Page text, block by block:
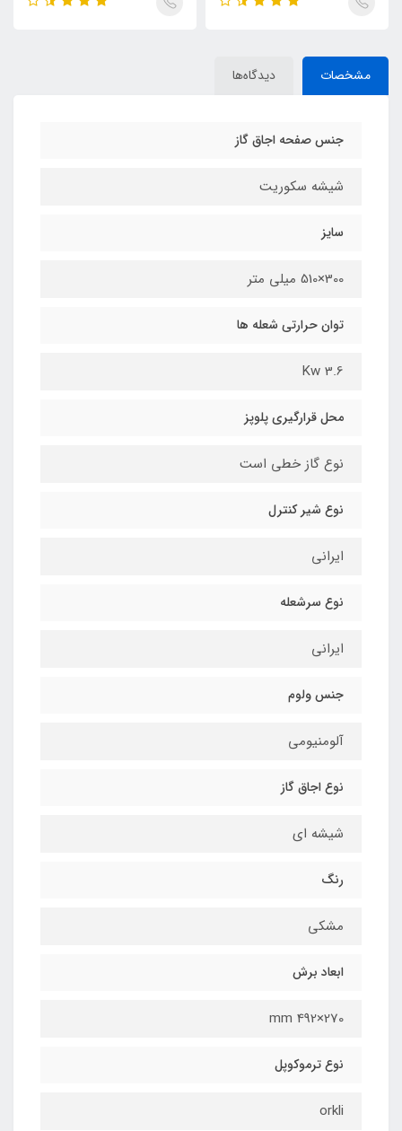
مشخصات دیدگاه‌ها
جنس صفحه اجاق گاز
شیشه سکوریت
سایز
300×510 میلی متر
توان حرارتی شعله ها
3.6 Kw
محل قرارگیري پلوپز
نوع گاز خطي است
نوع شیر کنترل
ايراني
نوع سرشعله
ايراني
جنس ولوم
آلومنیومی
نوع اجاق گاز
شیشه اي
رنگ
مشکی
ابعاد برش
270×492 mm
نوع ترموکوپل
orkli